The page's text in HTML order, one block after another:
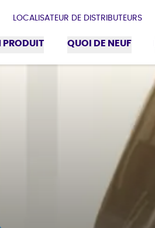
LOCALISATEUR DE DISTRIBUTEURS
PRODUIT QUOI DE NEUF